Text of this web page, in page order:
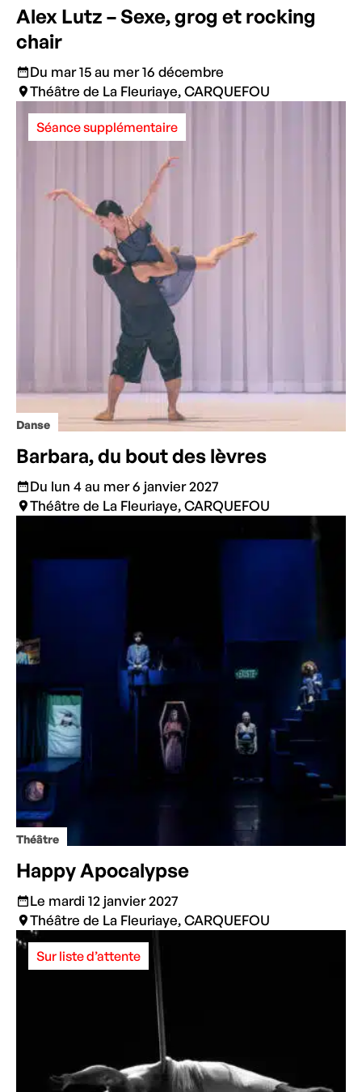
Alex Lutz – Sexe, grog et rocking
chair
Du mar 15 au mer 16 décembre
Théâtre de La Fleuriaye, CARQUEFOU
Danse
Séance supplémentaire
Barbara, du bout des lèvres
Du lun 4 au mer 6 janvier 2027
Théâtre de La Fleuriaye, CARQUEFOU
Théâtre
Happy Apocalypse
Le mardi 12 janvier 2027
Théâtre de La Fleuriaye, CARQUEFOU
Sur liste d’attente